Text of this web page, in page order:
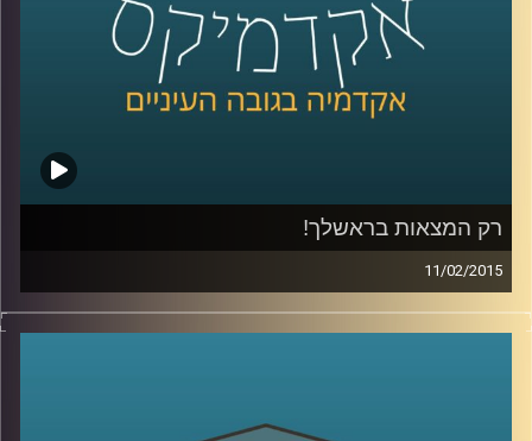
קרדיט תמונות: AudioVersity
רק המצאות בראשלך!
11/02/2015
דוקטור נעם למלשטרייך לטר, דיקן ומייסד
כבר במהלך לימודי הדוקטורט פרסם מאמרים